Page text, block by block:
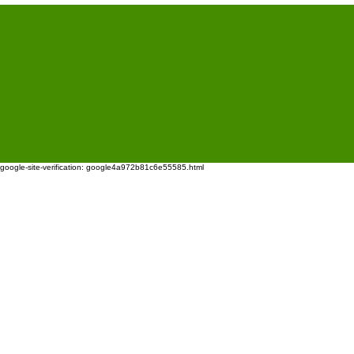
google-site-verification: google4a972b81c6e55585.html